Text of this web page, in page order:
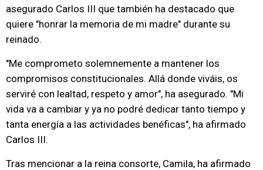
asegurado Carlos III que también ha destacado que
quiere "honrar la memoria de mi madre" durante su
reinado.
"Me comprometo solemnemente a mantener los
compromisos constitucionales. Allá donde viváis, os
serviré con lealtad, respeto y amor", ha asegurado. "Mi
vida va a cambiar y ya no podré dedicar tanto tiempo y
tanta energía a las actividades benéficas", ha afirmado
Carlos III.
Tras mencionar a la reina consorte, Camila, ha afirmado